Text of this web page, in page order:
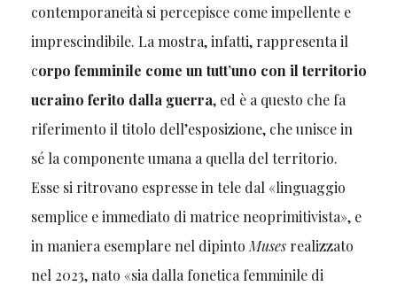
contemporaneità si percepisce come impellente e
imprescindibile. La mostra, infatti, rappresenta il
corpo femminile come un tutt’uno con il territorio
ucraino ferito dalla guerra, ed è a questo che fa
riferimento il titolo dell’esposizione, che unisce in
sé la componente umana a quella del territorio.
Esse si ritrovano espresse in tele dal «linguaggio
semplice e immediato di matrice neoprimitivista», e
in maniera esemplare nel dipintoMuses realizzato
nel 2023, nato «sia dalla fonetica femminile di